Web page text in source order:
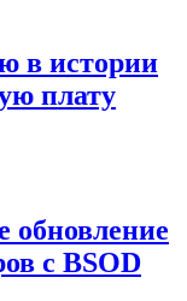
в истории
плату
обновление
с BSOD